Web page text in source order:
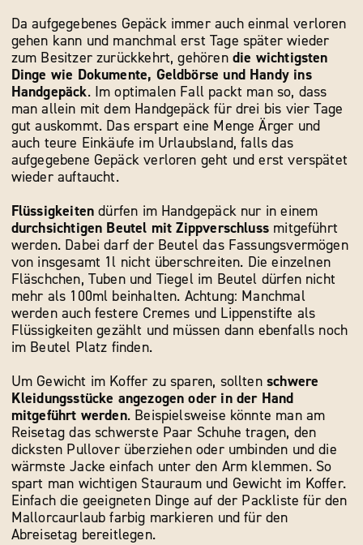
Da aufgegebenes Gepäck immer auch einmal verloren
gehen kann und manchmal erst Tage später wieder
zum Besitzer zurückkehrt, gehören die wichtigsten
Dinge wie Dokumente, Geldbörse und Handy ins
Handgepäck. Im optimalen Fall packt man so, dass
man allein mit dem Handgepäck für drei bis vier Tage
gut auskommt. Das erspart eine Menge Ärger und
auch teure Einkäufe im Urlaubsland, falls das
aufgegebene Gepäck verloren geht und erst verspätet
wieder auftaucht.
Flüssigkeiten dürfen im Handgepäck nur in einem
durchsichtigen Beutel mit Zippverschluss mitgeführt
werden. Dabei darf der Beutel das Fassungsvermögen
von insgesamt 1l nicht überschreiten. Die einzelnen
Fläschchen, Tuben und Tiegel im Beutel dürfen nicht
mehr als 100ml beinhalten. Achtung: Manchmal
werden auch festere Cremes und Lippenstifte als
Flüssigkeiten gezählt und müssen dann ebenfalls noch
im Beutel Platz finden.
Um Gewicht im Koffer zu sparen, sollten schwere
Kleidungsstücke angezogen oder in der Hand
mitgeführt werden. Beispielsweise könnte man am
Reisetag das schwerste Paar Schuhe tragen, den
dicksten Pullover überziehen oder umbinden und die
wärmste Jacke einfach unter den Arm klemmen. So
spart man wichtigen Stauraum und Gewicht im Koffer.
Einfach die geeigneten Dinge auf der Packliste für den
Mallorcaurlaub farbig markieren und für den
Abreisetag bereitlegen.